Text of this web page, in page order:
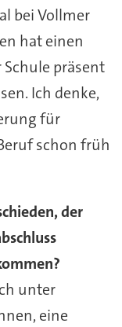
bei Vollmer
hat einen
präsent
Ich denke,
für
schon früh
der
unter
eine